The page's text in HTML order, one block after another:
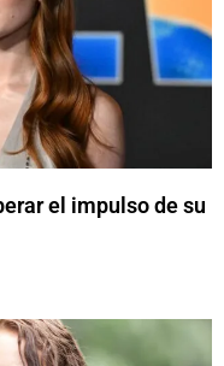
el impulso de su